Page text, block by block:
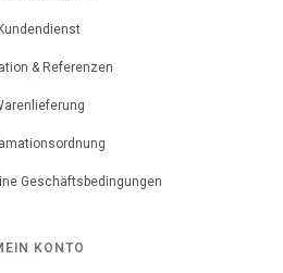
Kundendienst
& Referenzen
Geschäftsbedingungen
KONTO